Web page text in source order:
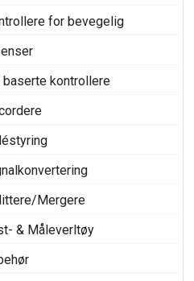
for bevegelig
baserte kontrollere
Mergere
& Måleverltøy